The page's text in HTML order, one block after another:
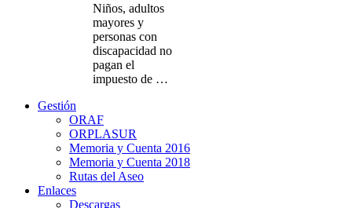
Niños, adultos
mayores y
personas con
discapacidad no
pagan el
impuesto de …
Gestión
ORAF
ORPLASUR
Memoria y Cuenta 2016
Memoria y Cuenta 2018
Rutas del Aseo
Enlaces
Descargas